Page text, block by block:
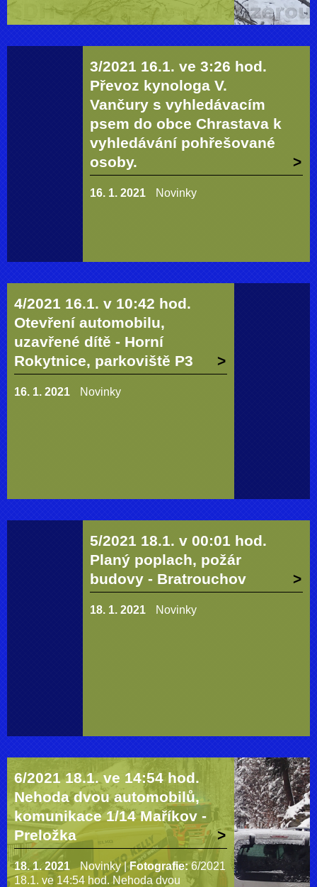
3/2021 16.1. ve 3:26 hod.
Převoz kynologa V.
Vančury s vyhledávacím
psem do obce Chrastava k
vyhledávání pohřešované
osoby.
16. 1. 2021 Novinky
4/2021 16.1. v 10:42 hod.
Otevření automobilu,
uzavřené dítě - Horní
Rokytnice, parkoviště P3
16. 1. 2021 Novinky
5/2021 18.1. v 00:01 hod.
Planý poplach, požár
budovy - Bratrouchov
18. 1. 2021 Novinky
6/2021 18.1. ve 14:54 hod.
Nehoda dvou automobilů,
komunikace 1/14 Maříkov -
Preložka
18. 1. 2021 Novinky |Fotografie: 6/2021
18.1. ve 14:54 hod. Nehoda dvou